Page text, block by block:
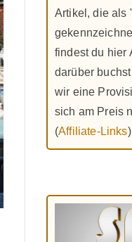
Artikel, die als
findest du hier
darüber
wir eine
sich am Preis
(Affiliate-Links)